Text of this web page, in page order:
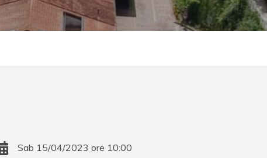
Sab 15/04/2023 ore 10:00